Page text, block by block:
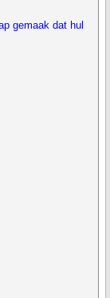
gemaak dat hul